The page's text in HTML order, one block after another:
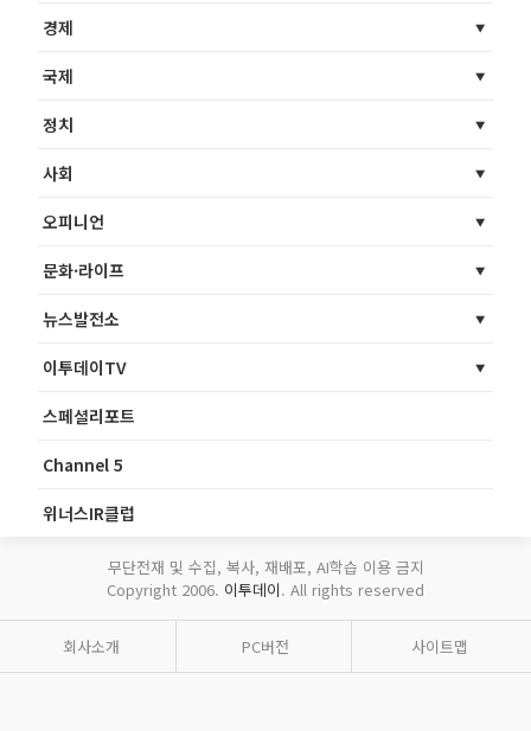
경제
국제
정치
사회
오피니언
문화·라이프
뉴스발전소
이투데이TV
스페셜리포트
Channel 5
위너스IR클럽
무단전재 및 수집, 복사, 재배포, AI학습 이용 금지
Copyright 2006. 이투데이. All rights reserved
회사소개 PC버전 사이트맵